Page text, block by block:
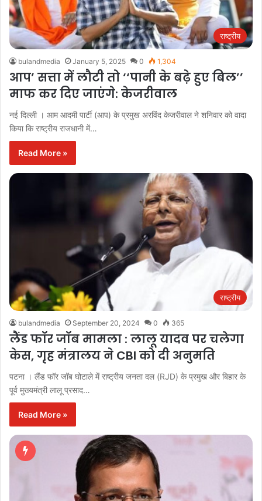
राष्ट्रीय
bulandmedia January 5, 2025 0 1,304
आप’ सत्ता में लौटी तो ‘‘पानी के बढ़े हुए बिल’’
माफ कर दिए जाएंगे: केजरीवाल
नई दिल्ली । आम आदमी पार्टी (आप) के प्रमुख अरविंद केजरीवाल ने शनिवार को वादा
किया कि राष्ट्रीय राजधानी में…
Read More »
राष्ट्रीय
bulandmedia September 20, 2024 0 365
लैंड फॉर जॉब मामला : लालू यादव पर चलेगा
केस, गृह मंत्रालय ने CBI को दी अनुमति
पटना । लैंड फॉर जॉब घोटाले में राष्ट्रीय जनता दल (RJD) के प्रमुख और बिहार के
पूर्व मुख्यमंत्री लालू प्रसाद…
Read More »